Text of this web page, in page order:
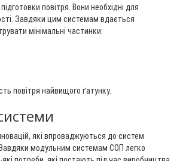
повітря. Вони необхідні для
Завдяки цим системам вдається
мінімальні частинки:
повітря найвищого ґатунку.
які впроваджуються до систем
Завдяки модульним системам СОП легко